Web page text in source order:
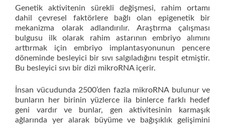
Genetik aktivitenin sürekli değişmesi, rahim ortamı
dahil çevresel faktörlere bağlı olan epigenetik bir
mekanizma olarak adlandırılır. Araştırma çalışması
bulgusu ilk olarak rahim astarının embriyo alımını
arttırmak için embriyo implantasyonunun pencere
döneminde besleyici bir sıvı salgıladığını tespit etmiştir.
Bu besleyici sıvı bir dizi mikroRNA içerir.
İnsan vücudunda 2500’den fazla mikroRNA bulunur ve
bunların her birinin yüzlerce ila binlerce farklı hedef
geni vardır ve bunlar, gen aktivitesinin karmaşık
ağlarında yer alarak büyüme ve bağışıklık gelişimini